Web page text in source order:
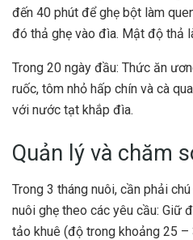
đến 40 phút để ghẹ bột làm
đó thả ghẹ vào đìa. Mật độ thả
Trong 20 ngày đầu: Thức ăn
ruốc, tôm nhỏ hấp chín và cà
với nước tạt khắp đìa.
Quản lý và chăm
Trong 3 tháng nuôi, cần phải
nuôi ghẹ theo các yêu cầu: Giữ
tảo khuê (độ trong khoảng 25 –